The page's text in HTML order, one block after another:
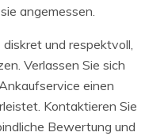
angemessen.
und respektvoll,
Verlassen Sie sich
einen
Kontaktieren Sie
Bewertung und